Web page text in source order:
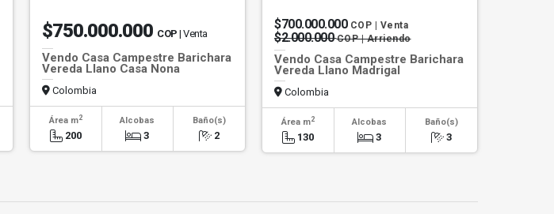
$750.000.000 COP | Venta
Vendo Casa Campestre Barichara
Vereda Llano Casa Nona
Colombia
Área m2
200
Alcobas
3
Baño(s)
2
$700.000.000 COP | Venta
$2.000.000COP | Arriendo
Vendo Casa Campestre Barichara
Vereda Llano Madrigal
Colombia
Área m2
130
Alcobas
3
Baño(s)
3